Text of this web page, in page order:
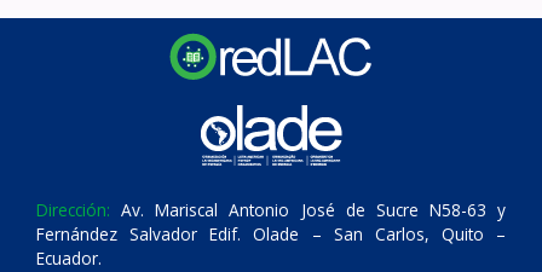
Dirección: Av. Mariscal Antonio José de Sucre N58-63 y
Fernández Salvador Edif. Olade – San Carlos, Quito –
Ecuador.